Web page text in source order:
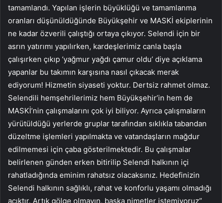
tamamlandı. Yapılan işlerin büyüklüğü ve tamamlanma
oranları düşünüldüğünde Büyükşehir ve MASKİ ekiplerinin
ne kadar özverili çalıştığı ortaya çıkıyor. Selendi için bir
asrın yatırımı yapılırken, kardeşlerimiz canla başla
çalışırken çıkıp ‘yağmur yağdı çamur oldu’ diye açıklama
yapanlar bu takımın karşısına nasıl çıkacak merak
ediyorum! Hizmetin siyaseti yoktur. Dertsiz rahmet olmaz.
Selendili hemşehrilerimiz hem Büyükşehir’in hem de
MASKİ’nin çalışmalarını çok iyi biliyor. Ayrıca çalışmaların
yürütüldüğü yerlerde gruplar tarafından sıklıkla tabandan
düzeltme işlemleri yapılmakta ve vatandaşların mağdur
edilmemesi için çaba gösterilmektedir. Bu çalışmalar
belirlenen günden erken bitirilip Selendi halkının içi
rahatladığında eminim rahatsız olacaksınız. Hedefinizin
Selendi halkının sağlıklı, rahat ve konforlu yaşamı olmadığı
açıktır. Artık gölge olmayın, başka nimetler istemiyoruz”